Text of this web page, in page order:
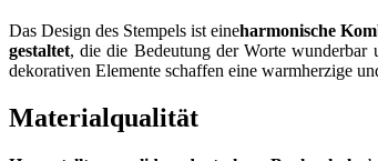
Das Design des Stempels ist eineharmonische
gestaltet, die die Bedeutung der Worte
dekorativen Elemente schaffen eine warmherzige
Materialqualität